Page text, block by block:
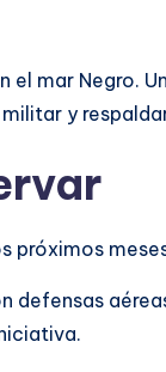
el mar Negro.
y
próximos
defensas